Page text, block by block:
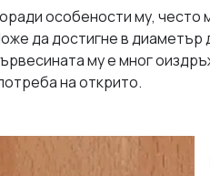
особености му, често
да достигне в диаметър
му е мног
на открито.